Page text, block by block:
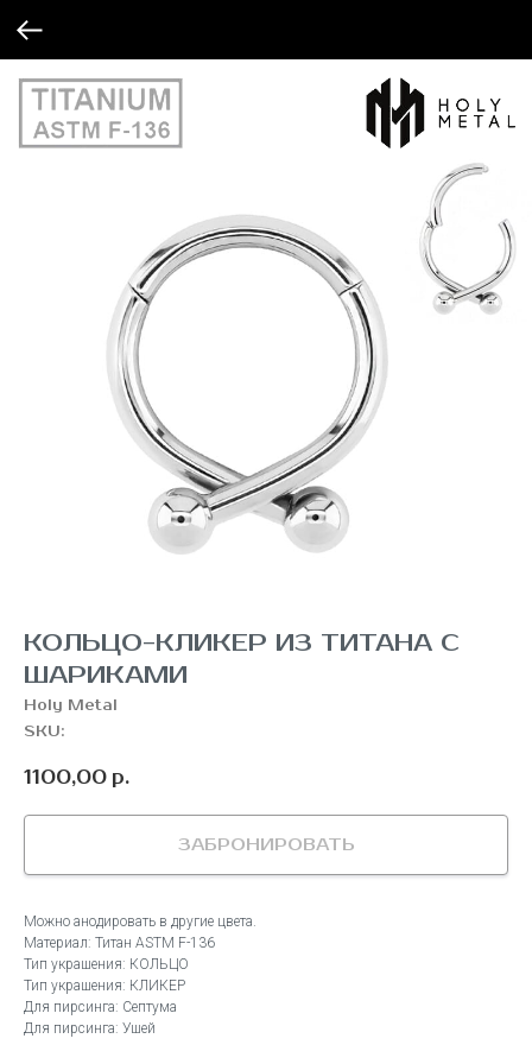
КОЛЬЦО-КЛИКЕР ИЗ ТИТАНА С
ШАРИКАМИ
Holy Metal
SKU:
1100,00 р.
ЗАБРОНИРОВАТЬ
Можно анодировать в другие цвета.
Материал: Титан ASTM F-136
Тип украшения: КОЛЬЦО
Тип украшения: КЛИКЕР
Для пирсинга: Септума
Для пирсинга: Ушей